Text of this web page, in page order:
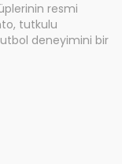
resmi
tutkulu
deneyimini bir